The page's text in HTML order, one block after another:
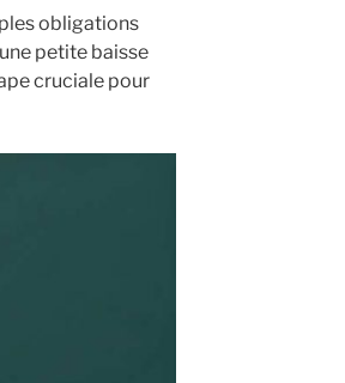
obligations
petite baisse
cruciale pour